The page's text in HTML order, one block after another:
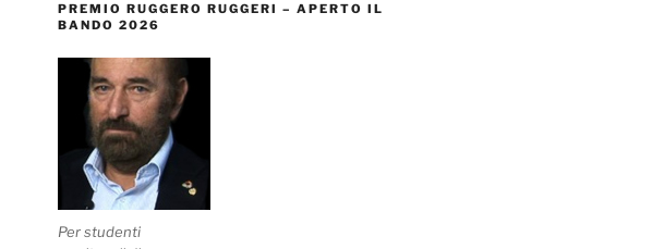
PREMIO RUGGERO RUGGERI – APERTO IL
BANDO 2026
Per studenti